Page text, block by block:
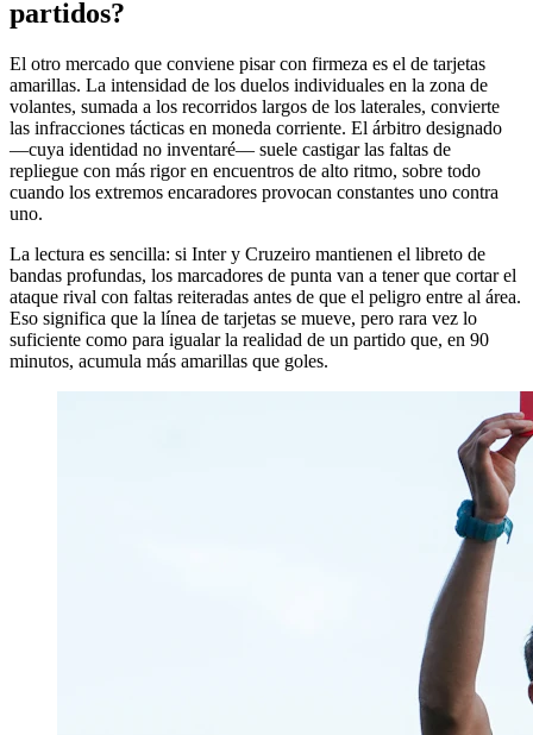
partidos?
El otro mercado que conviene pisar con firmeza es el de tarjetas
amarillas. La intensidad de los duelos individuales en la zona de
volantes, sumada a los recorridos largos de los laterales, convierte
las infracciones tácticas en moneda corriente. El árbitro designado
—cuya identidad no inventaré— suele castigar las faltas de
repliegue con más rigor en encuentros de alto ritmo, sobre todo
cuando los extremos encaradores provocan constantes uno contra
uno.
La lectura es sencilla: si Inter y Cruzeiro mantienen el libreto de
bandas profundas, los marcadores de punta van a tener que cortar el
ataque rival con faltas reiteradas antes de que el peligro entre al área.
Eso significa que la línea de tarjetas se mueve, pero rara vez lo
suficiente como para igualar la realidad de un partido que, en 90
minutos, acumula más amarillas que goles.